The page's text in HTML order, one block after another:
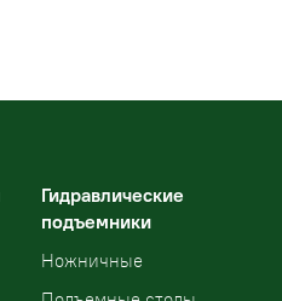
Гидравлические
подъемники
Ножничные